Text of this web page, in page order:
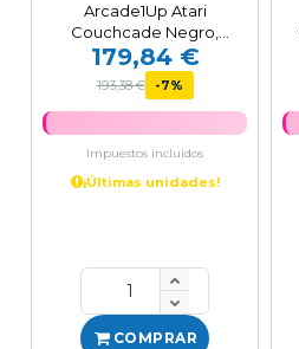
Arcade1Up Atari
Couchcade Negro,
Marrón, Blanco
179,84 €
193,38 € -7%
Impuestos incluidos
¡Últimas unidades!
COMPRAR